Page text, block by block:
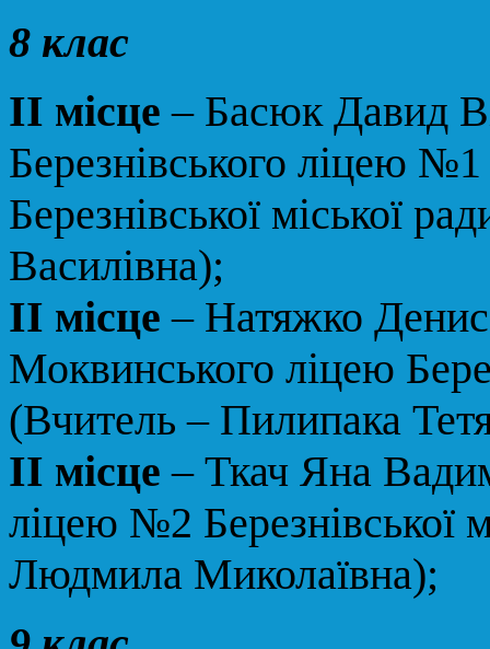
8 клас
ІІ місце – Басюк Давид
Березнівського ліцею
Березнівської міської
Василівна);
ІІ місце – Натяжко
Моквинського ліцею
(Вчитель – Пилипака
ІІ місце – Ткач Яна
ліцею №2 Березнівської
Людмила Миколаївна);